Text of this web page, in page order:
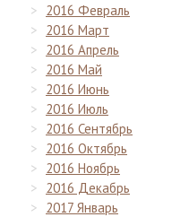
2016 Февраль
2016 Март
2016 Апрель
2016 Май
2016 Июнь
2016 Июль
2016 Сентябрь
2016 Октябрь
2016 Ноябрь
2016 Декабрь
2017 Январь